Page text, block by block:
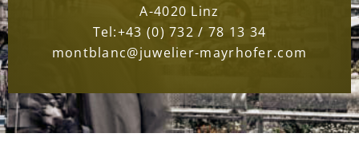
A-4020 Linz
Tel:+43 (0) 732 / 78 13 34
montblanc@juwelier-mayrhofer.com